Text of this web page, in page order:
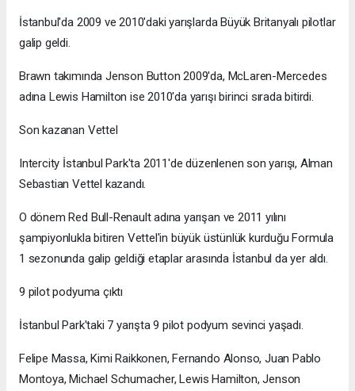
İstanbul'da 2009 ve 2010'daki yarışlarda Büyük Britanyalı pilotlar
galip geldi.
Brawn takımında Jenson Button 2009'da, McLaren-Mercedes
adına Lewis Hamilton ise 2010'da yarışı birinci sırada bitirdi.
Son kazanan Vettel
Intercity İstanbul Park'ta 2011'de düzenlenen son yarışı, Alman
Sebastian Vettel kazandı.
O dönem Red Bull-Renault adına yarışan ve 2011 yılını
şampiyonlukla bitiren Vettel'in büyük üstünlük kurduğu Formula
1 sezonunda galip geldiği etaplar arasında İstanbul da yer aldı.
9 pilot podyuma çıktı
İstanbul Park'taki 7 yarışta 9 pilot podyum sevinci yaşadı.
Felipe Massa, Kimi Raikkonen, Fernando Alonso, Juan Pablo
Montoya, Michael Schumacher, Lewis Hamilton, Jenson